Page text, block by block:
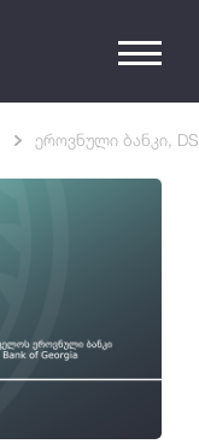
ეროვნული ბანკი,